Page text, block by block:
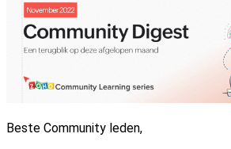
Beste Community leden,